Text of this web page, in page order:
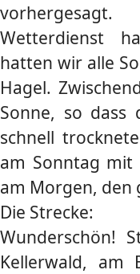
Wetterdienst
hatten wir alle
Hagel.
Sonne, so dass
schnell
am Sonntag mit
am Morgen, den
Die Strecke:
Wunderschön!
Kellerwald, am